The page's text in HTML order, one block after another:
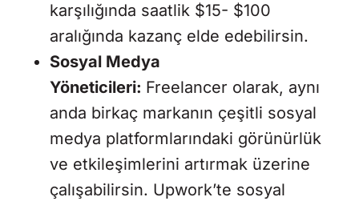
karşılığında saatlik $15- $100
aralığında kazanç elde edebilirsin.
Sosyal Medya
Yöneticileri: Freelancer olarak, aynı
anda birkaç markanın çeşitli sosyal
medya platformlarındaki görünürlük
ve etkileşimlerini artırmak üzerine
çalışabilirsin. Upwork’te sosyal